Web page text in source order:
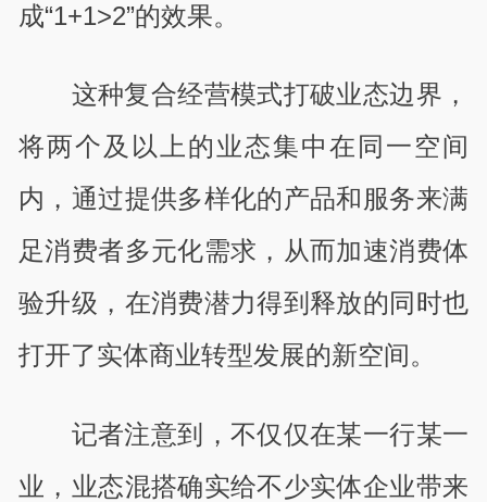
成“1+1>2”的效果。
这种复合经营模式打破业态边界，
将两个及以上的业态集中在同一空间
内，通过提供多样化的产品和服务来满
足消费者多元化需求，从而加速消费体
验升级，在消费潜力得到释放的同时也
打开了实体商业转型发展的新空间。
记者注意到，不仅仅在某一行某一
业，业态混搭确实给不少实体企业带来